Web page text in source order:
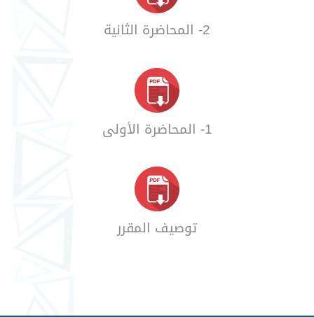
2- المحاضرة الثانية
1- المحاضرة الأولى
توصيف المقرر